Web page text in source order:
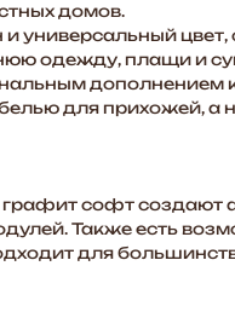
домов.
цвет,
одежду, плащи и
дополнением к
для прихожей,
софт создают
Также есть
для